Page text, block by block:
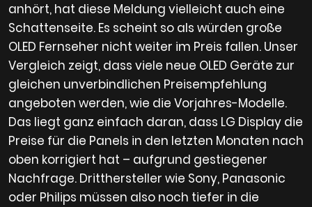
anhört, hat diese Meldung vielleicht auch eine
Schattenseite. Es scheint so als würden große
OLED Fernseher nicht weiter im Preis fallen. Unser
Vergleich zeigt, dass viele neue OLED Geräte zur
gleichen unverbindlichen Preisempfehlung
angeboten werden, wie die Vorjahres-Modelle.
Das liegt ganz einfach daran, dass LG Display die
Preise für die Panels in den letzten Monaten nach
oben korrigiert hat – aufgrund gestiegener
Nachfrage. Dritthersteller wie Sony, Panasonic
oder Philips müssen also noch tiefer in die